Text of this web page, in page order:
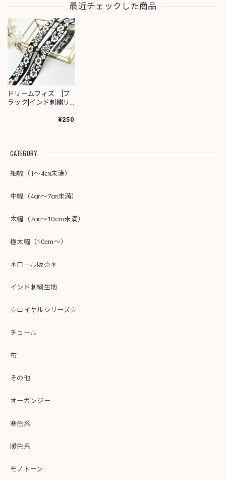
最近チェックした商品
ドリームフィズ [ブ
ラック]インド刺繍リ
¥250
CATEGORY
細幅（1～4㎝未満）
中幅（4㎝～7㎝未満）
太幅（7㎝～10cm未満）
極太幅（10cm～）
＊ロール販売＊
インド刺繍生地
☆ロイヤルシリーズ☆
チュール
布
その他
オーガンジー
寒色系
暖色系
モノトーン